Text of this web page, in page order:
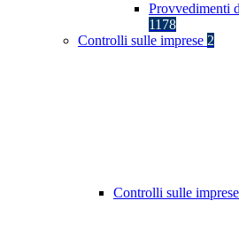
Provvedimenti
1178
Controlli sulle imprese 2
Controlli sulle imprese